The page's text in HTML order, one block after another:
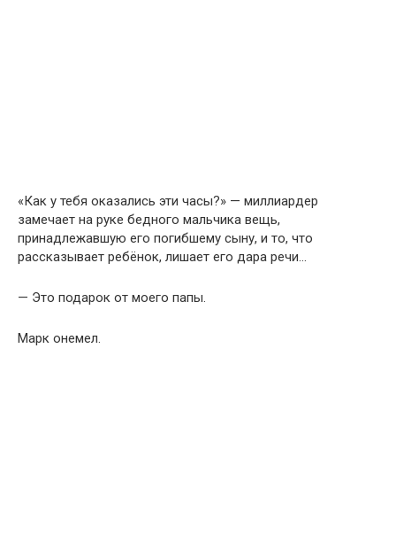
«Как у тебя оказались эти часы?» — миллиардер
замечает на руке бедного мальчика вещь,
принадлежавшую его погибшему сыну, и то, что
рассказывает ребёнок, лишает его дара речи…
— Это подарок от моего папы.
Марк онемел.